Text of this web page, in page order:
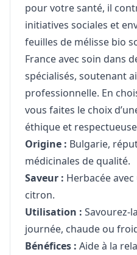
pour votre santé, il
initiatives sociales et
feuilles de mélisse bio
France avec soin dans
spécialisés, soutenant
professionnelle. En
vous faites le choix
éthique et
Origine : Bulgarie,
médicinales de qualité.
Saveur : Herbacée
citron.
Utilisation : Savourez-
journée, chaude ou
Bénéfices : Aide à la